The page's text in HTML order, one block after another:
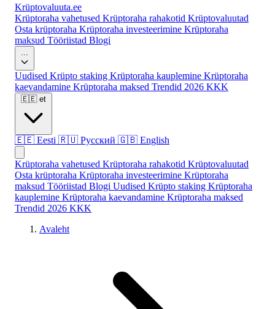
Krüptovaluuta.ee
Krüptoraha vahetused Krüptoraha rahakotid Krüptovaluutad
Osta krüptoraha Krüptoraha investeerimine Krüptoraha
maksud Tööriistad Blogi
Uudised Krüpto staking Krüptoraha kauplemine Krüptoraha
kaevandamine Krüptoraha maksed Trendid 2026 KKK
🇪🇪 et
🇪🇪 Eesti 🇷🇺 Русский 🇬🇧 English
Krüptoraha vahetused Krüptoraha rahakotid Krüptovaluutad
Osta krüptoraha Krüptoraha investeerimine Krüptoraha
maksud Tööriistad Blogi Uudised Krüpto staking Krüptoraha
kauplemine Krüptoraha kaevandamine Krüptoraha maksed
Trendid 2026 KKK
Avaleht